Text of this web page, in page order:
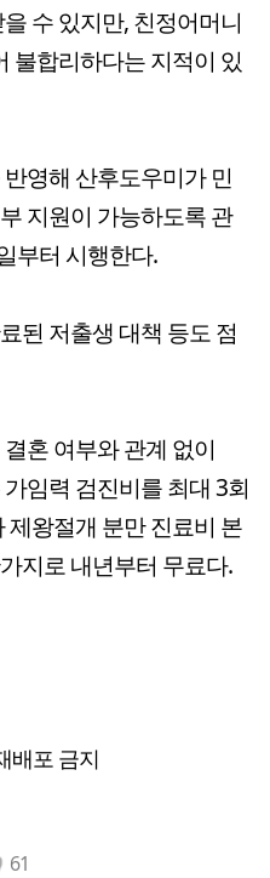
수 있지만, 친정어머니
불합리하다는 지적이 있
영해 산후도우미가 민
지원이 가능하도록 관
부터 시행한다.
된 저출생 대책 등도 점
혼 여부와 관계 없이
임력 검진비를 최대 3회
제왕절개 분만 진료비 본
지로 내년부터 무료다.
배포 금지
61